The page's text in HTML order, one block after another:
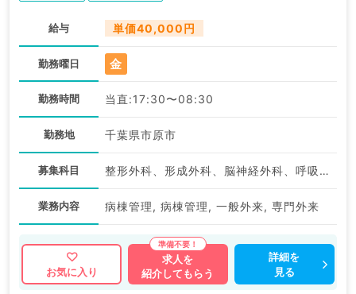
給与 単価40,000円
勤務曜日 金
勤務時間 当直:17:30〜08:30
勤務地 千葉県市原市
募集科目 整形外科、形成外科、脳神経外科、呼吸器外科、心臓血管外科、小児外科、一般内科、循環器内科、呼吸器内科、消化器内科、内分泌・代謝内科、外科系全般、一般外科、消化器外科、乳腺外科、大腸・肛門外科
業務内容 病棟管理, 病棟管理, 一般外来, 専門外来
お気に入り
求人を
紹介してもらう
詳細を
見る